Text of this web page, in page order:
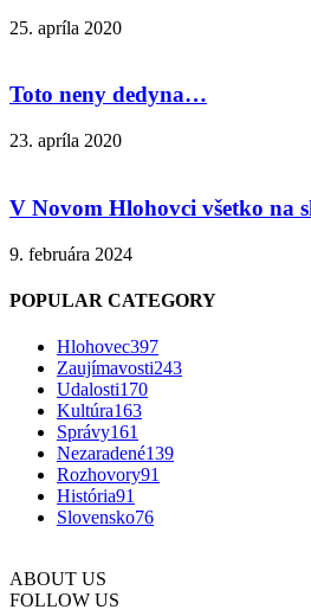
25. apríla 2020
Toto neny dedyna…
23. apríla 2020
V Novom Hlohovci všetko na
9. februára 2024
POPULAR CATEGORY
Hlohovec397
Zaujímavosti243
Udalosti170
Kultúra163
Správy161
Nezaradené139
Rozhovory91
História91
Slovensko76
ABOUT US
FOLLOW US